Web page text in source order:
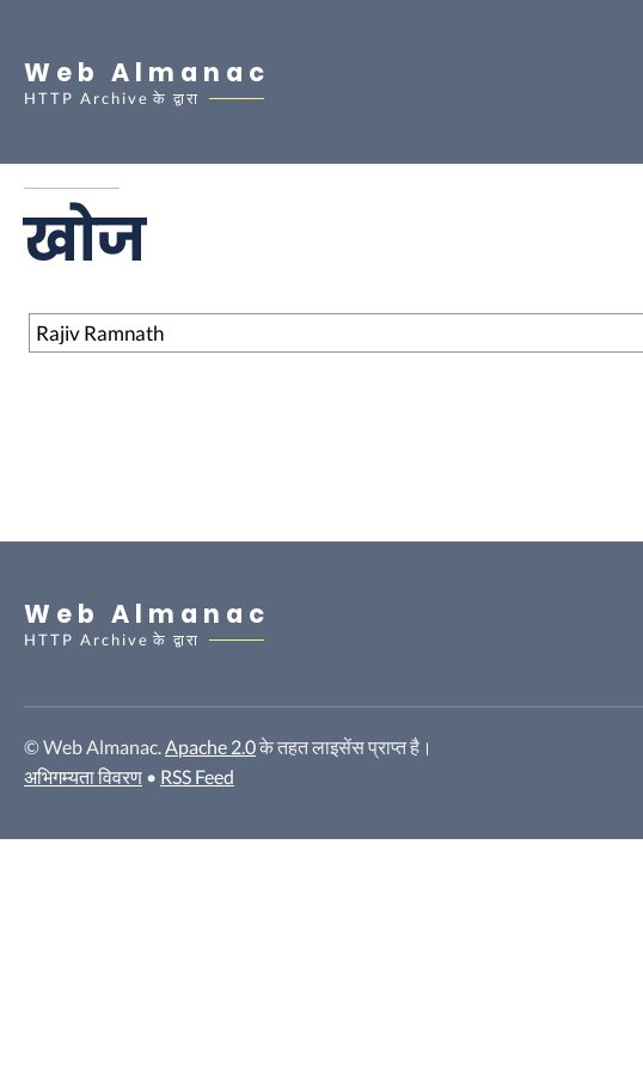
Web Almanac
HTTP Archive के द्वारा
खोज
खोज
Web Almanac
HTTP Archive के द्वारा
© Web Almanac.Apache 2.0के तहत लाइसेंस प्राप्त है।
अभिगम्यता विवरण • RSS Feed